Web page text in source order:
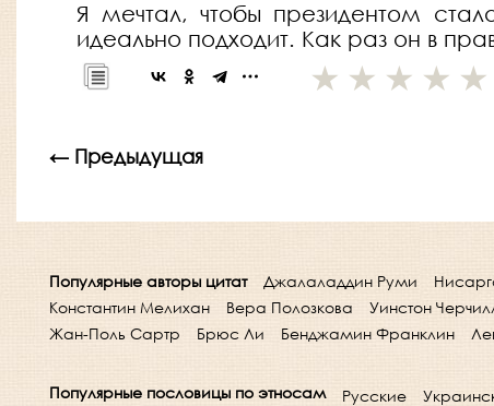
Я мечтал, чтобы президентом
идеально подходит. Как раз он в
← Предыдущая
Популярные авторы цитат Джалаладдин Руми
Константин Мелихан
Вера Полозкова Уинстон
Жан-Поль Сартр
Брюс Ли Бенджамин Франклин
Популярные пословицы по этносам Русские